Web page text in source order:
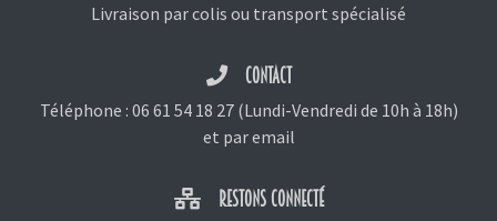
Livraison par colis ou transport spécialisé
CONTACT
Téléphone : 06 61 54 18 27(Lundi-Vendredi de 10h à 18h)
et par email
RESTONS CONNECTÉ